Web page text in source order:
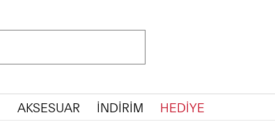
AKSESUAR İNDİRİM HEDİYE